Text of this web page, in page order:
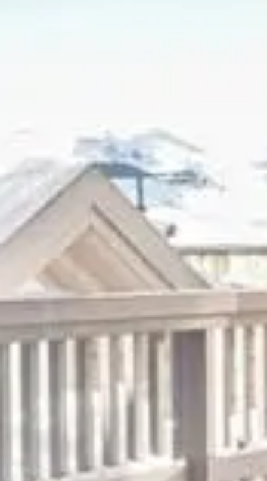
SÉJOURNER
SE RESSOURCER
S'ÉVADER